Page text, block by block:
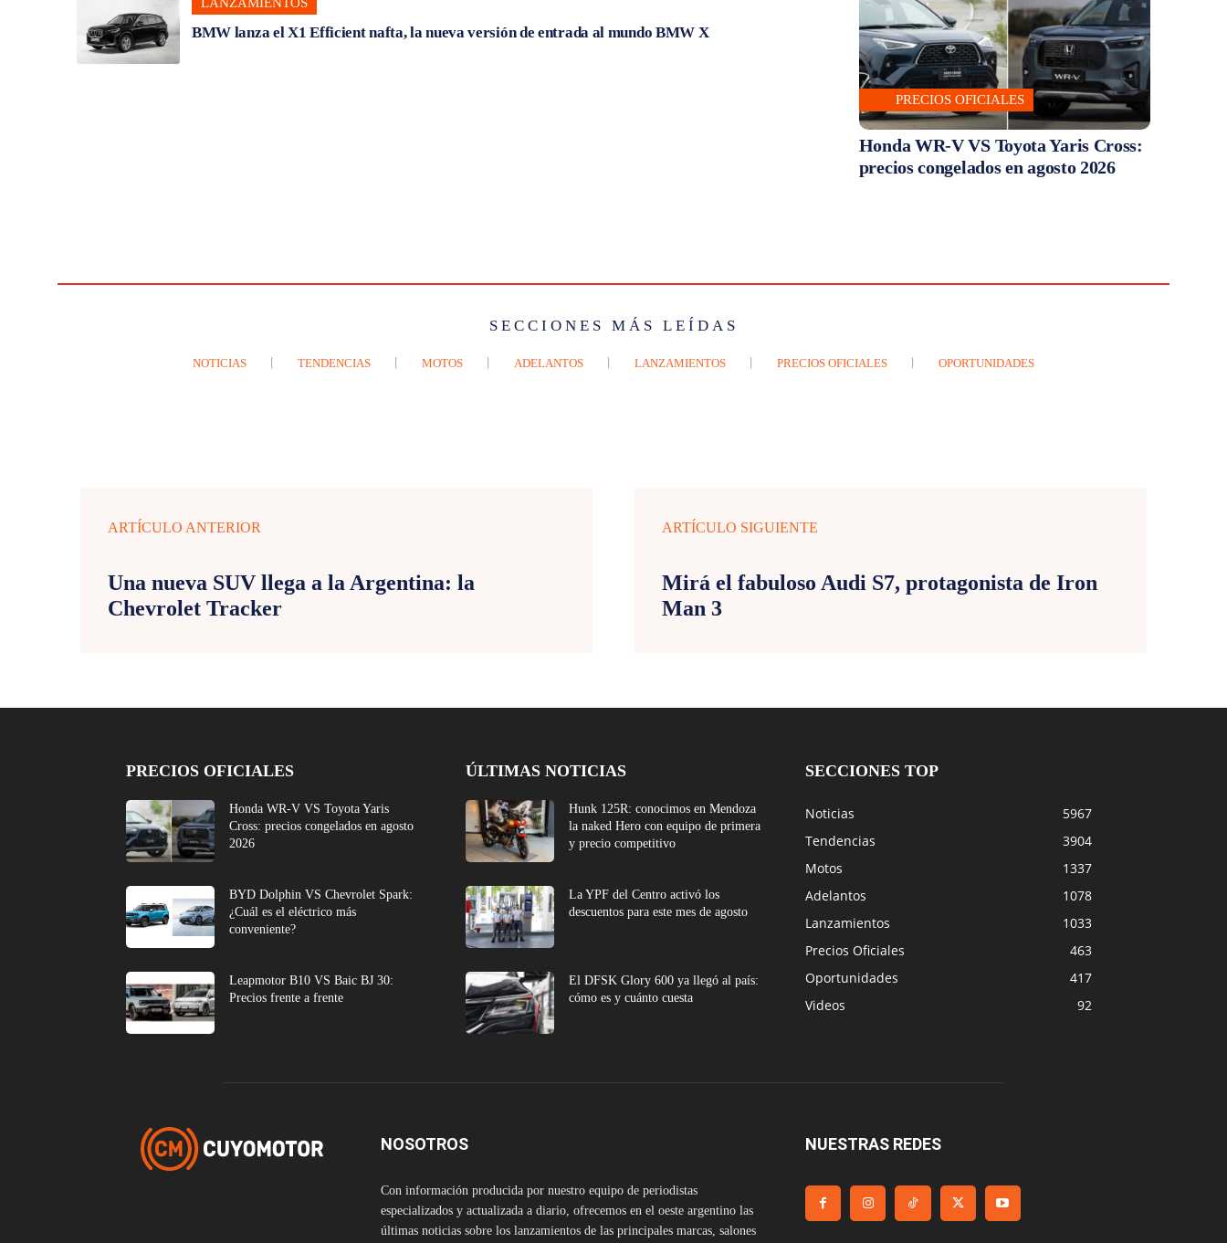
BMW lanza el X1 Efficient nafta, la nueva versión de entrada al mundo BMW X
PRECIOS OFICIALES
Honda WR-V VS Toyota Yaris Cross:
precios congelados en agosto 2026
SECCIONES MÁS LEÍDAS
NOTICIAS TENDENCIAS MOTOS ADELANTOS LANZAMIENTOS PRECIOS OFICIALES OPORTUNIDADES
ARTÍCULO ANTERIOR
Una nueva SUV llega a la Argentina: la
Chevrolet Tracker
ARTÍCULO SIGUIENTE
Mirá el fabuloso Audi S7, protagonista de Iron
Man 3
PRECIOS OFICIALES
Honda WR-V VS Toyota Yaris
Cross: precios congelados en agosto
2026
BYD Dolphin VS Chevrolet Spark:
¿Cuál es el eléctrico más
conveniente?
Leapmotor B10 VS Baic BJ 30:
Precios frente a frente
ÚLTIMAS NOTICIAS
Hunk 125R: conocimos en Mendoza
la naked Hero con equipo de primera
y precio competitivo
La YPF del Centro activó los
descuentos para este mes de agosto
El DFSK Glory 600 ya llegó al país:
cómo es y cuánto cuesta
SECCIONES TOP
Noticias
5967
Tendencias
3904
Motos
1337
Adelantos
1078
Lanzamientos
1033
Precios Oficiales
463
Oportunidades
417
Videos
92
NOSOTROS
Con información producida por nuestro equipo de periodistas
especializados y actualizada a diario, ofrecemos en el oeste argentino las
últimas noticias sobre los lanzamientos de las principales marcas, salones
NUESTRAS REDES